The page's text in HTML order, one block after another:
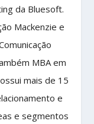
da Bluesoft.
Mackenzie e
MBA em
mais de 15
e
e segmentos